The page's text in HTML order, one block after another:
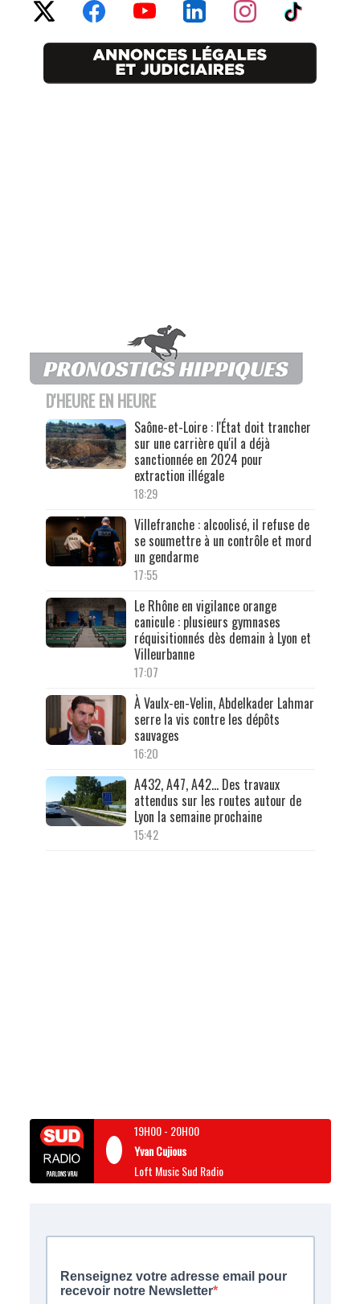
D'HEURE EN HEURE
Saône-et-Loire : l'État doit trancher
sur une carrière qu'il a déjà
sanctionnée en 2024 pour
extraction illégale
18:29
Villefranche : alcoolisé, il refuse de
se soumettre à un contrôle et mord
un gendarme
17:55
Le Rhône en vigilance orange
canicule : plusieurs gymnases
réquisitionnés dès demain à Lyon et
Villeurbanne
17:07
À Vaulx-en-Velin, Abdelkader Lahmar
serre la vis contre les dépôts
sauvages
16:20
A432, A47, A42… Des travaux
attendus sur les routes autour de
Lyon la semaine prochaine
15:42
19H00- 20H00
Yvan Cujious
Loft Music Sud Radio